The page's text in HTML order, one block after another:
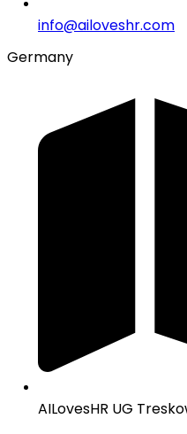
info@ailoveshr.com
Germany
AILovesHR UG